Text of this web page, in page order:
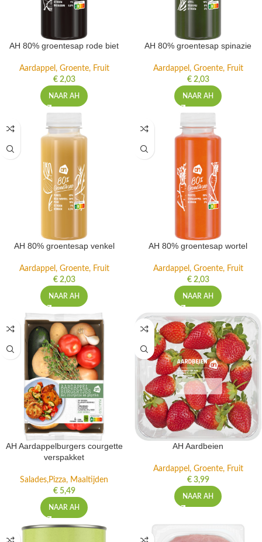
AH 80% groentesap rode biet
Aardappel, Groente, Fruit
€2,03
NAAR AH
AH 80% groentesap spinazie
Aardappel, Groente, Fruit
€2,03
NAAR AH
AH 80% groentesap venkel
Aardappel, Groente, Fruit
€2,03
NAAR AH
AH 80% groentesap wortel
Aardappel, Groente, Fruit
€2,03
NAAR AH
AH Aardappelburgers courgette
verspakket
Salades,Pizza, Maaltijden
€5,49
NAAR AH
AH Aardbeien
Aardappel, Groente, Fruit
€3,99
NAAR AH